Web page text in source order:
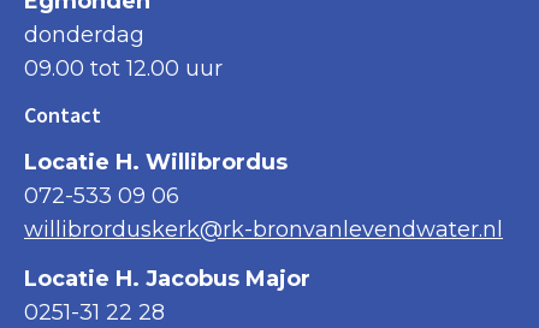
donderdag
09.00 tot 12.00 uur
Contact
Locatie H. Willibrordus
072-533 09 06
willibrorduskerk@rk-bronvanlevendwater.nl
Locatie H. Jacobus Major
0251-31 22 28